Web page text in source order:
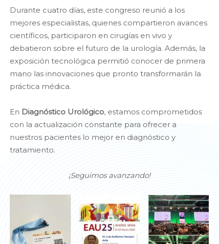
Durante cuatro días, este congreso reunió a los
mejores especialistas, quienes compartieron avances
científicos, participaron en cirugías en vivo y
debatieron sobre el futuro de la urología. Además, la
exposición tecnológica permitió conocer de primera
mano las innovaciones que pronto transformarán la
práctica médica.
En Diagnóstico Urológico, estamos comprometidos
con la actualización constante para ofrecer a
nuestros pacientes lo mejor en diagnóstico y
tratamiento.
¡Seguimos avanzando!